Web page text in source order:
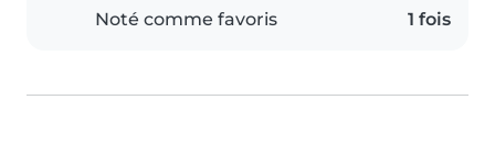
Noté comme favoris 1 fois